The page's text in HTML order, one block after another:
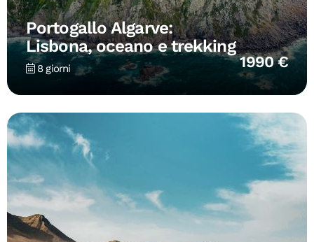
Portogallo Algarve:
Lisbona, oceano e trekking
8 giorni 1990 €